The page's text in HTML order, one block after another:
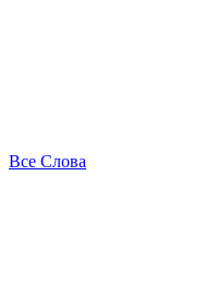
Все Слова